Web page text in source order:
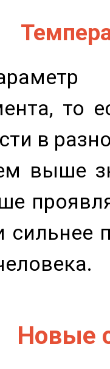
то
в
выше
сильнее
Новые